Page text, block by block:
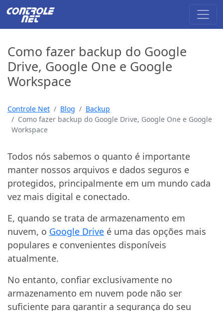
Como fazer backup do Google
Drive, Google One e Google
Workspace
Controle Net Blog
Backup
Como fazer backup do Google Drive, Google One e Google
Workspace
Todos nós sabemos o quanto é importante
manter nossos arquivos e dados seguros e
protegidos, principalmente em um mundo cada
vez mais digital e conectado.
E, quando se trata de armazenamento em
nuvem, o Google Drive é uma das opções mais
populares e convenientes disponíveis
atualmente.
No entanto, confiar exclusivamente no
armazenamento em nuvem pode não ser
suficiente para garantir a segurança do seu